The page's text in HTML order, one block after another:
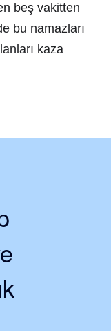
beş vakitten
bu namazları
kaza